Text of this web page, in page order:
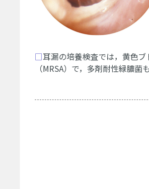
□耳漏の培養検査では，黄色
（MRSA）で，多剤耐性緑膿菌